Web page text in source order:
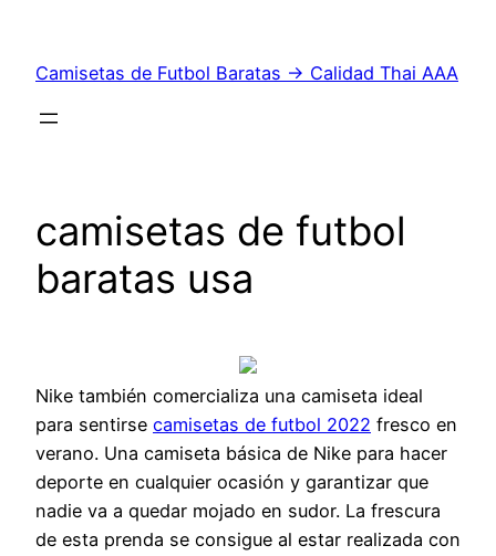
contenido
Camisetas de Futbol Baratas → Calidad Thai AAA
camisetas de futbol
baratas usa
Nike también comercializa una camiseta ideal
para sentirse camisetas de futbol 2022 fresco en
verano. Una camiseta básica de Nike para hacer
deporte en cualquier ocasión y garantizar que
nadie va a quedar mojado en sudor. La frescura
de esta prenda se consigue al estar realizada con